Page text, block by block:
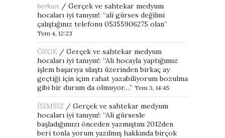
berkan / Gerçek ve sahtekar medyum
hocaları iyi tanıyın!: “ali gürses değilmi
çalıştığınız telefonu 05355906275 olan”
Tem 4, 12:23
ÖZGE / Gerçek ve sahtekar medyum
hocaları iyi tanıyın!: “Ali hocayla yaptığımız
işlem başarıya ulaştı üzerinden birkaç ay
geçtiği için içim rahat yazabiliyorum bozulma
gibi bir durum da olmuyor…” Tem 3, 14:45
İSİMSİZ / Gerçek ve sahtekar medyum
hocaları iyi tanıyın!: “Ali gürsesle
başladığımızı önceden yazmıştım 2012den
beri tonla yorum yazılmış hakkında birçok